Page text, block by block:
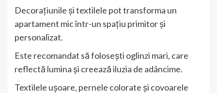
Decorațiunile și textilele pot transforma un
apartament mic într-un spațiu primitor și
personalizat.
Este recomandat să folosești oglinzi mari, care
reflectă lumina și creează iluzia de adâncime.
Textilele ușoare, pernele colorate și covoarele